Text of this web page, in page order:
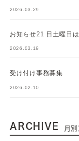
2026.03.29
お知らせ21 日土曜日
2026.03.19
受け付け事務募集
2026.02.10
ARCHIVE 月